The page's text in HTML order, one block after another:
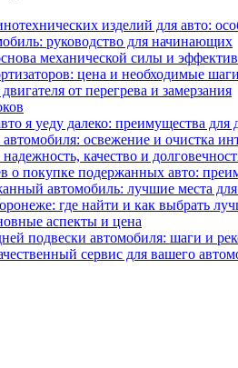
изделий для авто:
руководство для начинающих
механической силы и
цена и необходимые
от перегрева и замерзания
я уеду далеко: преимущества для
освежение и очистка
качество и
о покупке подержанных авто:
автомобиль: лучшие места
где найти и как выбрать
аспекты и цена
подвески автомобиля: шаги и
сервис для вашего